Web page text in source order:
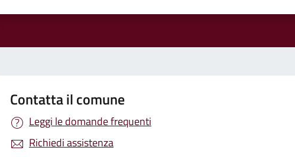
Contatta il comune
Leggi le domande frequenti
Richiedi assistenza